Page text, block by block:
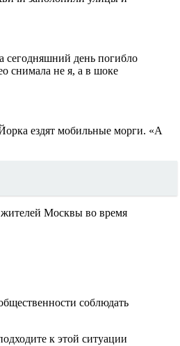
сегодняшний день погибло
снимала не я, а в шоке
ездят мобильные морги. «А
жителей Москвы во время
соблюдать
к этой ситуации